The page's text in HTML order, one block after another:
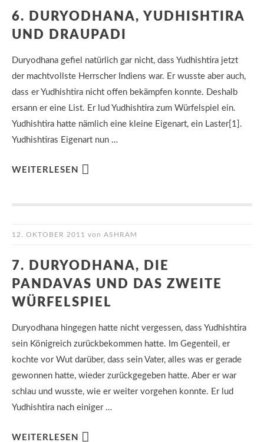
6. DURYODHANA, YUDHISHTIRA
UND DRAUPADI
Duryodhana gefiel natürlich gar nicht, dass Yudhishtira jetzt
der machtvollste Herrscher Indiens war. Er wusste aber auch,
dass er Yudhishtira nicht offen bekämpfen konnte. Deshalb
ersann er eine List. Er lud Yudhishtira zum Würfelspiel ein.
Yudhishtira hatte nämlich eine kleine Eigenart, ein Laster[1].
Yudhishtiras Eigenart nun …
WEITERLESEN
12. OKTOBER 2011 von ASHRAM
7. DURYODHANA, DIE
PANDAVAS UND DAS ZWEITE
WÜRFELSPIEL
Duryodhana hingegen hatte nicht vergessen, dass Yudhishtira
sein Königreich zurückbekommen hatte. Im Gegenteil, er
kochte vor Wut darüber, dass sein Vater, alles was er gerade
gewonnen hatte, wieder zurückgegeben hatte. Aber er war
schlau und wusste, wie er weiter vorgehen konnte. Er lud
Yudhishtira nach einiger …
WEITERLESEN